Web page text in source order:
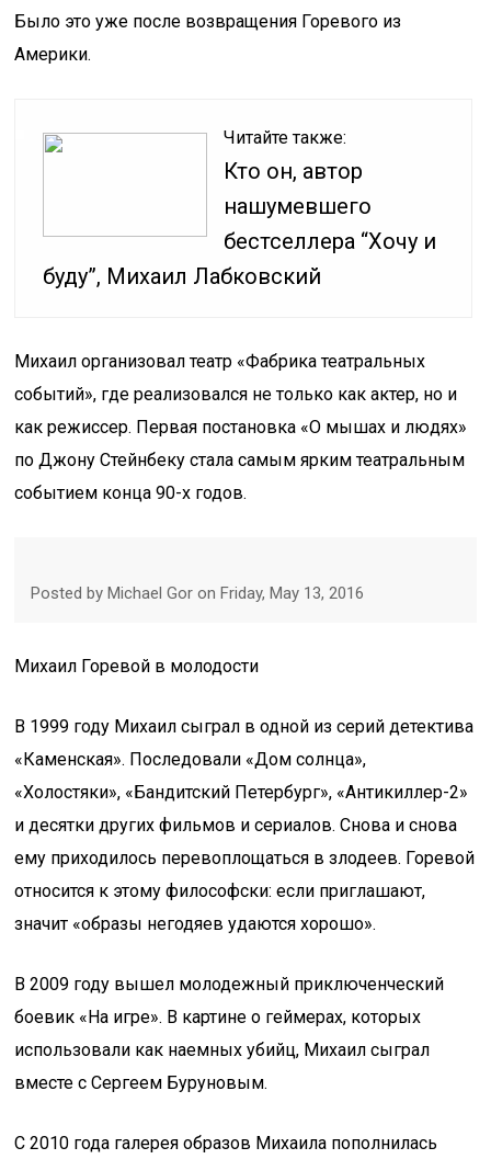
Было это уже после возвращения Горевого из
Америки.
Читайте также:
Кто он, автор
нашумевшего
бестселлера “Хочу и
буду”, Михаил Лабковский
Михаил организовал театр «Фабрика театральных
событий», где реализовался не только как актер, но и
как режиссер. Первая постановка «О мышах и людях»
по Джону Стейнбеку стала самым ярким театральным
событием конца 90-х годов.
Posted by Michael Gor on Friday, May 13, 2016
Михаил Горевой в молодости
В 1999 году Михаил сыграл в одной из серий детектива
«Каменская». Последовали «Дом солнца»,
«Холостяки», «Бандитский Петербург», «Антикиллер-2»
и десятки других фильмов и сериалов. Снова и снова
ему приходилось перевоплощаться в злодеев. Горевой
относится к этому философски: если приглашают,
значит «образы негодяев удаются хорошо».
В 2009 году вышел молодежный приключенческий
боевик «На игре». В картине о геймерах, которых
использовали как наемных убийц, Михаил сыграл
вместе с Сергеем Буруновым.
С 2010 года галерея образов Михаила пополнилась